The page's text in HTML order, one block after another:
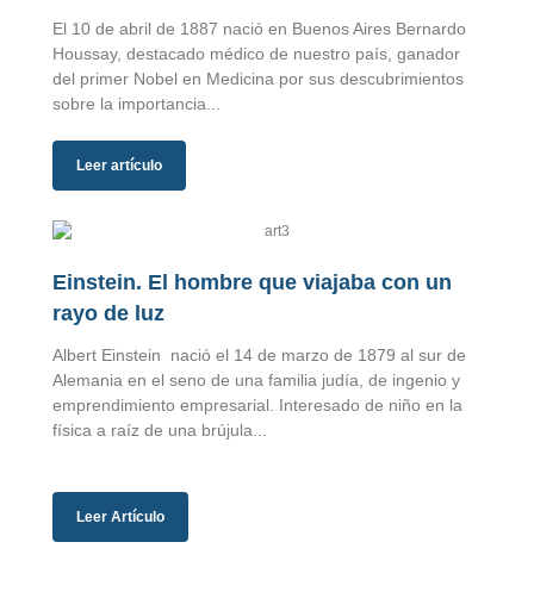
El 10 de abril de 1887 nació en Buenos Aires Bernardo
Houssay, destacado médico de nuestro país, ganador
del primer Nobel en Medicina por sus descubrimientos
sobre la importancia...
Leer artículo
Einstein. El hombre que viajaba con un
rayo de luz
Albert Einstein nació el 14 de marzo de 1879 al sur de
Alemania en el seno de una familia judía, de ingenio y
emprendimiento empresarial. Interesado de niño en la
física a raíz de una brújula...
Leer Artículo